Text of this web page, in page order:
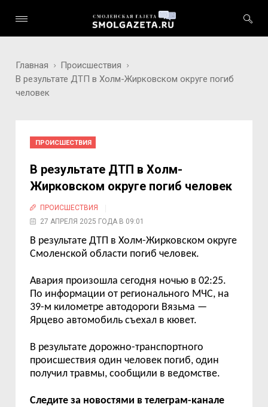
Главная
Происшествия
В результате ДТП в Холм-Жирковском округе погиб
человек
ПРОИСШЕСТВИЯ
В результате ДТП в Холм-
Жирковском округе погиб человек
ПРОИСШЕСТВИЯ
27 АПРЕЛЯ 2025 ГОДА В 09:01
В результате ДТП в Холм-Жирковском округе
Смоленской области погиб человек.
Авария произошла сегодня ночью в 02:25.
По информации от регионального МЧС, на
39-м километре автодороги Вязьма —
Ярцевоавтомобиль съехал в кювет.
В результате дорожно-транспортного
происшествия один человек погиб, один
получил травмы, сообщили в ведомстве.
Следите за новостями в телеграм-канале